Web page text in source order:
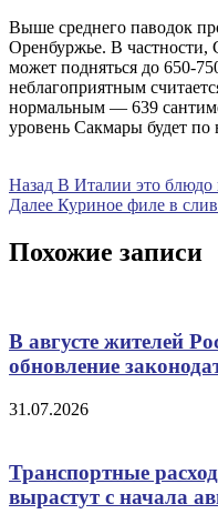
Выше среднего паводок
Оренбуржье. В частности,
может подняться до 650-
неблагоприятным
нормальным — 639
уровень Сакмары будет
Навигация
по
записям
Назад Предыдущая
запись
В Италии это блюдо
Далее Следующая
Куриное филе в
Похожие записи
В августе жителей
обновление
31.07.2026
Транспортные
вырастут с начала